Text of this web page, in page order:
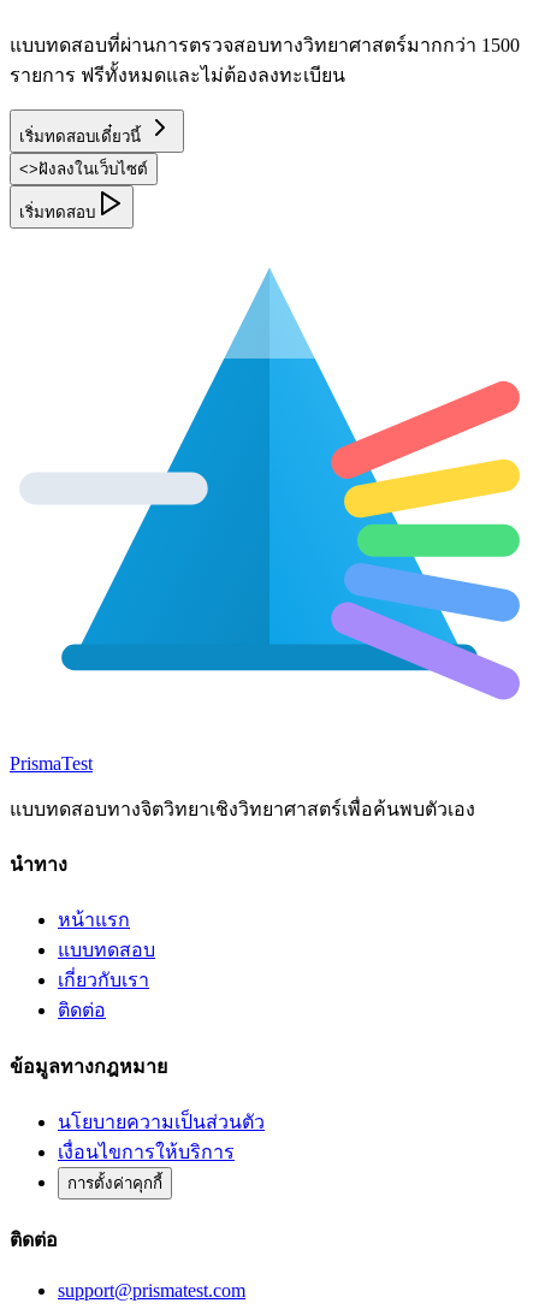
แบบทดสอบที่ผ่านการตรวจสอบทางวิทยาศาสตร์มากกว่า 1500
รายการ ฟรีทั้งหมดและไม่ต้องลงทะเบียน
เริ่มทดสอบเดี๋ยวนี้
<>ฝังลงในเว็บไซต์
เริ่มทดสอบ
PrismaTest
แบบทดสอบทางจิตวิทยาเชิงวิทยาศาสตร์เพื่อค้นพบตัวเอง
นำทาง
หน้าแรก
แบบทดสอบ
เกี่ยวกับเรา
ติดต่อ
ข้อมูลทางกฎหมาย
นโยบายความเป็นส่วนตัว
เงื่อนไขการให้บริการ
การตั้งค่าคุกกี้
ติดต่อ
support@prismatest.com